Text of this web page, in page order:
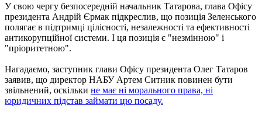
У свою чергу безпосередній начальник Татарова, глава Офісу
президента Андрій Єрмак підкреслив, що позиція Зеленського
полягає в підтримці цілісності, незалежності та ефективності
антикорупційної системи. І ця позиція є "незмінною" і
"пріоритетною".
Нагадаємо, заступник глави Офісу президента Олег Татаров
заявив, що директор НАБУ Артем Ситник повинен бути
звільнений, оскільки не має ні морального права, ні
юридичних підстав займати цю посаду.